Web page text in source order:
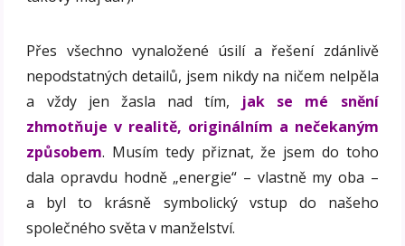
Přes všechno vynaložené úsilí a řešení zdánlivě
nepodstatných detailů, jsem nikdy na ničem nelpěla
a vždy jen žasla nad tím, jak se mé snění
zhmotňuje v realitě, originálním a nečekaným
způsobem. Musím tedy přiznat, že jsem do toho
dala opravdu hodně „energie“ – vlastně my oba –
a byl to krásně symbolický vstup do našeho
společného světa v manželství.